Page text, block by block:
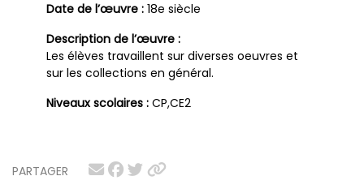
PARTAGER
Date de l’œuvre : 18e siècle
Description de l’œuvre :
Les élèves travaillent sur diverses oeuvres et
sur les collections en général.
Niveaux scolaires : CP,CE2